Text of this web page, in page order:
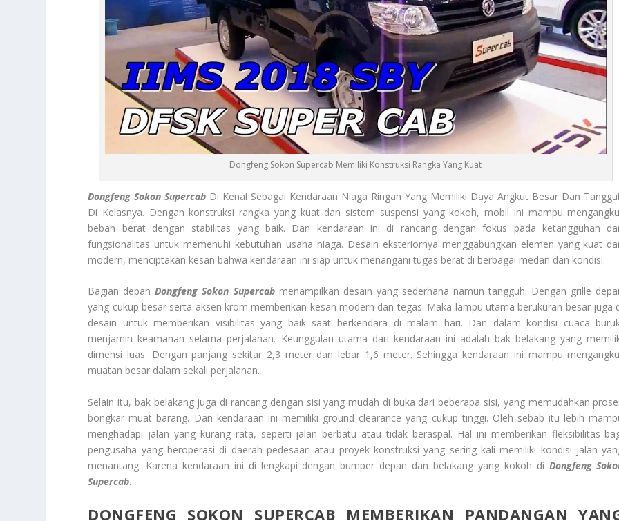
Dongfeng Sokon Supercab Memiliki Konstruksi Rangka Yang Kuat
Dongfeng Sokon Supercab Di Kenal Sebagai Kendaraan Niaga Ringan Yang Memiliki Daya Angkut Besar Dan
Di Kelasnya. Dengan konstruksi rangka yang kuat dan sistem suspensi yang kokoh, mobil ini mampu
beban berat dengan stabilitas yang baik. Dan kendaraan ini di rancang dengan fokus pada ketangguhan
fungsionalitas untuk memenuhi kebutuhan usaha niaga. Desain eksteriornya menggabungkan elemen yang kuat
modern, menciptakan kesan bahwa kendaraan ini siap untuk menangani tugas berat di berbagai medan dan kondisi.
Bagian depanDongfeng Sokon Supercabmenampilkan desain yang sederhana namun tangguh. Dengan grille
yang cukup besar serta aksen krom memberikan kesan modern dan tegas. Maka lampu utama berukuran besar juga
desain untuk memberikan visibilitas yang baik saat berkendara di malam hari. Dan dalam kondisi cuaca
menjamin keamanan selama perjalanan. Keunggulan utama dari kendaraan ini adalah bak belakang yang
dimensi luas. Dengan panjang sekitar 2,3 meter dan lebar 1,6 meter. Sehingga kendaraan ini mampu
muatan besar dalam sekali perjalanan.
Selain itu, bak belakang juga di rancang dengan sisi yang mudah di buka dari beberapa sisi, yang memudahkan
bongkar muat barang. Dan kendaraan ini memiliki ground clearance yang cukup tinggi. Oleh sebab itu lebih
menghadapi jalan yang kurang rata, seperti jalan berbatu atau tidak beraspal. Hal ini memberikan fleksibilitas
pengusaha yang beroperasi di daerah pedesaan atau proyek konstruksi yang sering kali memiliki kondisi jalan
menantang. Karena kendaraan ini di lengkapi dengan bumper depan dan belakang yang kokoh di Dongfeng
Supercab.
DONGFENG SOKON SUPERCAB MEMBERIKAN PANDANGAN